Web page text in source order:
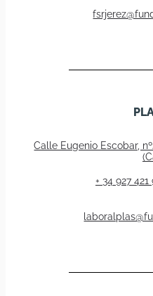
Calle Eugenio Escobar,
+ 34 927